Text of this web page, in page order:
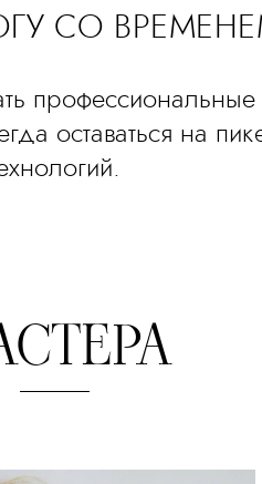
СО
оставаться на